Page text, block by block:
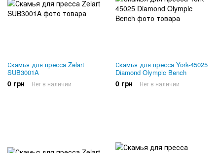
Скамья для пресса Zelart
SUB3001A
0 грн Нет в наличии
Скамья для пресса York-45025
Diamond Olympic Bench
0 грн Нет в наличии